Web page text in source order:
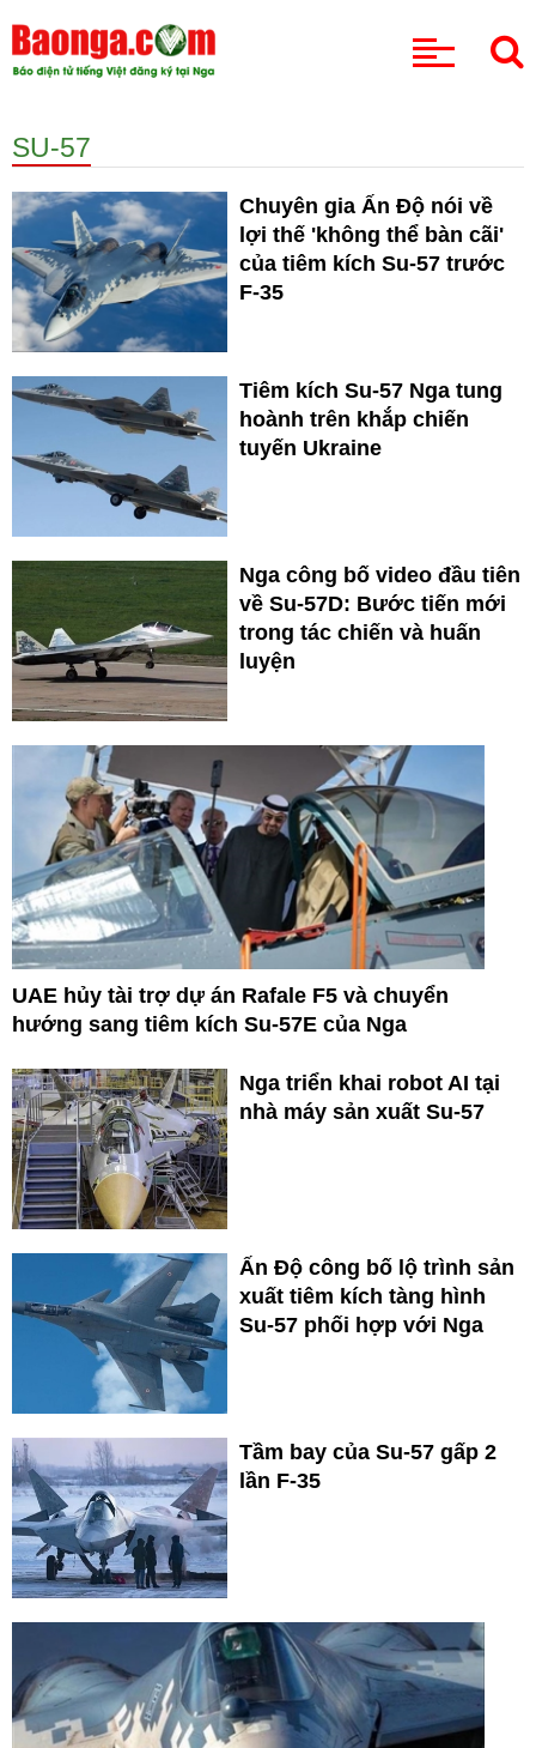
SU-57
Chuyên gia Ấn Độ nói về
lợi thế 'không thể bàn cãi'
của tiêm kích Su-57 trước
F-35
Tiêm kích Su-57 Nga tung
hoành trên khắp chiến
tuyến Ukraine
Nga công bố video đầu tiên
về Su-57D: Bước tiến mới
trong tác chiến và huấn
luyện
UAE hủy tài trợ dự án Rafale F5 và chuyển
hướng sang tiêm kích Su-57E của Nga
Nga triển khai robot AI tại
nhà máy sản xuất Su-57
Ấn Độ công bố lộ trình sản
xuất tiêm kích tàng hình
Su-57 phối hợp với Nga
Tầm bay của Su-57 gấp 2
lần F-35